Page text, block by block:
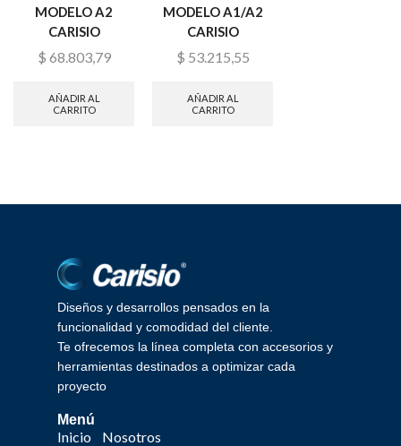
MODELO A2
CARISIO
$ 68.803,79
AÑADIR AL
CARRITO
MODELO A1/A2
CARISIO
$ 53.215,55
AÑADIR AL
CARRITO
Diseños y desarrollos pensados en la
funcionalidad y comodidad del cliente.
Te ofrecemos la línea completa con accesorios y
herramientas destinados a optimizar cada
proyecto
Menú
Inicio
Nosotros